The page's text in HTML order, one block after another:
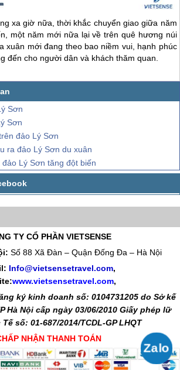
xa giờ nữa, thời khắc chuyển giao giữa năm
một năm mới nữa lại về trên quê hương núi
xuân mới đang theo bao niềm vui, hạnh phúc
đến cho người dân và khách thăm quan.
Sơn
Sơn
đảo Lý Sơn
ra đảo Lý Sơn du xuân
Lý Sơn tăng đột biến
TY CỔ PHẦN VIETSENSE
Số 88 Xã Đàn – Quận Đống Đa – Hà Nội
Info@vietsensetravel.com,
www.vietsensetravel.com,
ký kinh doanh số: 0104731205 do Sở kế
Hà Nội cấp ngày 03/06/2010 Giấy phép lữ
số: 01-687/2014/TCDL-GP LHQT
NHẬN THANH TOÁN